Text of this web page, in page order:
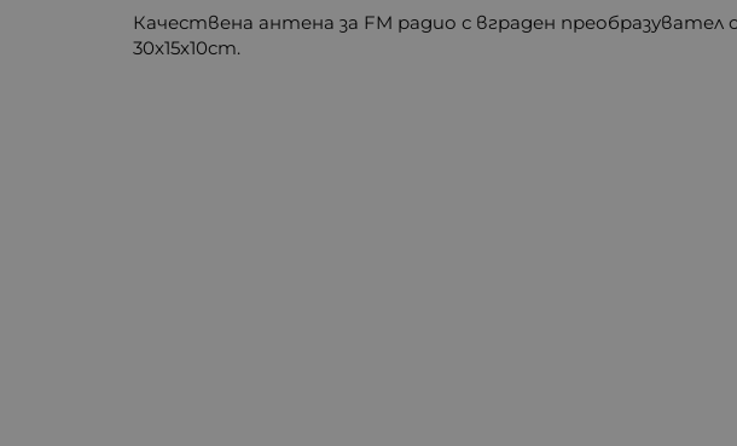
Качествена антена за FM радио с вграден
30x15x10cm.